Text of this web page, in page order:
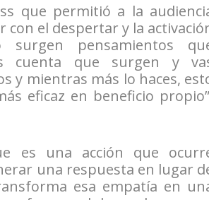
que permitió a la
el despertar y la
pensamientos
cuenta que surgen y
y mientras más lo haces,
eficaz en beneficio
es una acción que
una respuesta en lugar
esa empatía en